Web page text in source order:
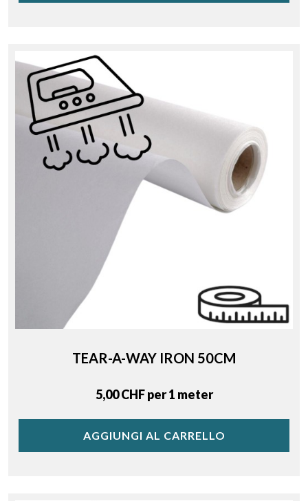
TEAR-A-WAY IRON 50CM
Price
5,00 CHF per 1 meter
AGGIUNGI AL CARRELLO